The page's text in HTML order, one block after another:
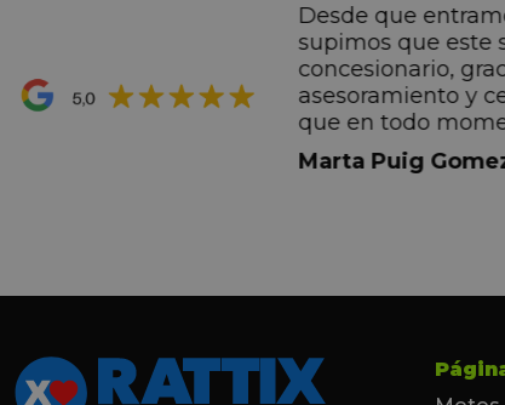
premio de su vida.
por todo.
Desde que
supimos que este
concesionario,
asesoramiento y
que en todo
informando de
todos los pasos
Marta Puig